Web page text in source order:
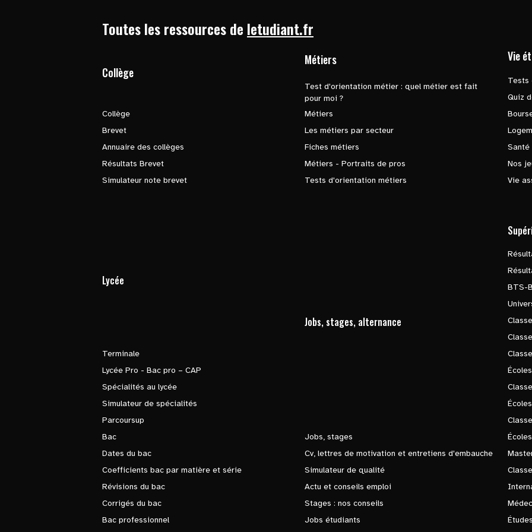
Toutes les ressources de letudiant.fr
Collège
Collège
Brevet
Annuaire des collèges
Résultats Brevet
Simulateur note brevet
Métiers
Test d'orientation métier : quel métier est fait
pour moi ?
Métiers
Les métiers par secteur
Fiches métiers
Métiers - Portraits de pros
Tests d'orientation métiers
Vie
Tests
Quiz
Santé
Nos
Vie
Lycée
Terminale
Lycée Pro - Bac pro – CAP
Spécialités au lycée
Simulateur de spécialités
Parcoursup
Bac
Dates du bac
Coefficients bac par matière et série
Révisions du bac
Corrigés du bac
Bac professionnel
Jobs, stages, alternance
Jobs, stages
Cv, lettres de motivation et entretiens d'embauche
Simulateur de qualité
Actu et conseils emploi
Stages : nos conseils
Jobs étudiants
BTS-